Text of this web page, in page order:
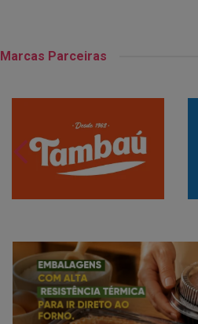
Marcas Parceiras